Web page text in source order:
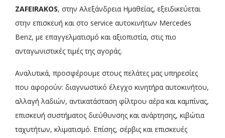
ZAFEIRAKOS, στην Αλεξάνδρεια Ημαθείας, εξειδικεύεται
στην επισκευή και στο service αυτοκινήτων Mercedes
Benz, με επαγγελματισμό και αξιοπιστία, στις πιο
ανταγωνιστικές τιμές της αγοράς.
Αναλυτικά, προσφέρουμε στους πελάτες μας υπηρεσίες
που αφορούν: διαγνωστικό έλεγχο κινητήρα αυτοκινήτου,
αλλαγή λαδιών, αντικατάσταση φίλτρου αέρα και καμπίνας,
επισκευή συστήματος διεύθυνσης και ανάρτησης, κιβώτια
ταχυτήτων, κλιματισμό. Επίσης, σέρβις και επισκευές